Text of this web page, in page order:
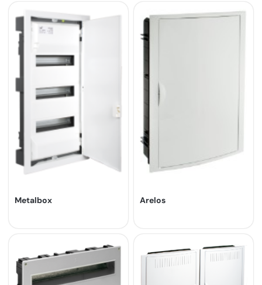
Metalbox Arelos